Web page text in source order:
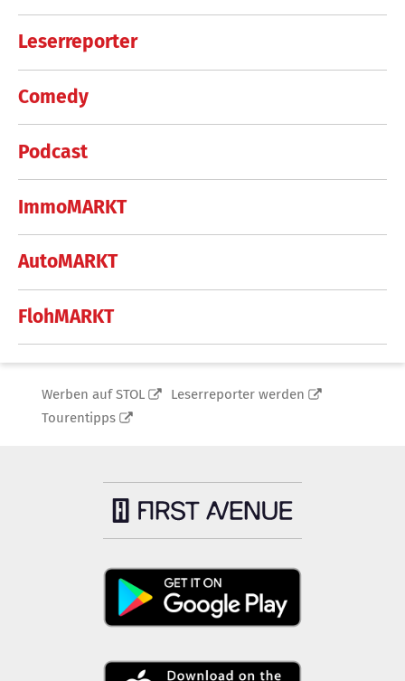
Leserreporter
Comedy
Podcast
ImmoMARKT
AutoMARKT
FlohMARKT
Werben auf STOL
Leserreporter werden
Tourentipps